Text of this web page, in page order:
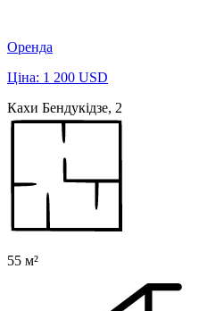
Оренда
Ціна: 1 200 USD
Кахи Бендукідзе, 2
55 м²